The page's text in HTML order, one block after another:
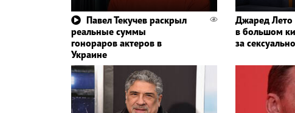
Павел Текучев раскрыл
реальные суммы
гонораров актеров в
Украине
Джаред Лето
в большом
за